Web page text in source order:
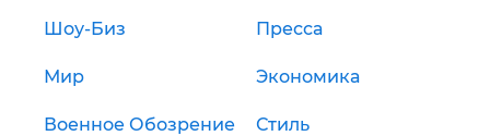
Шоу-Биз Пресса
Мир Экономика
Военное Обозрение Стиль